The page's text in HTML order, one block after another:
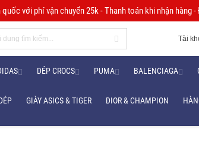
với phí vận chuyển 25k - Thanh toán khi nhận hàng
Tài
DÉP CROCS PUMA BALENCIAGA
GIÀY ASICS & TIGER DIOR & CHAMPION